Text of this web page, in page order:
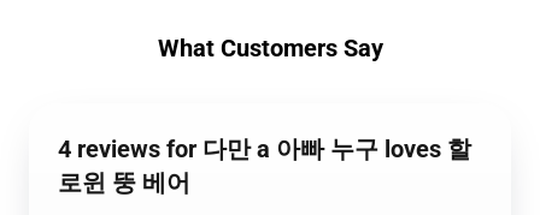
What Customers Say
4 reviews for 다만 a 아빠 누구 loves 할
로윈 뚱 베어